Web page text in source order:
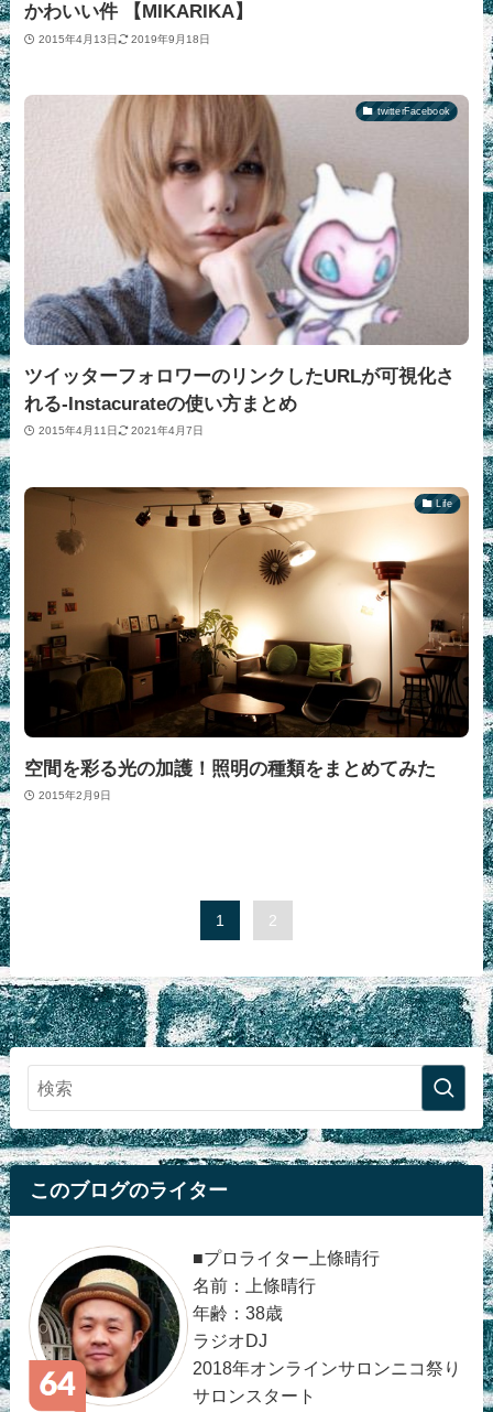
かわいい件 【MIKARIKA】
2015年4月13日 2019年9月18日
twitterFacebook
ツイッターフォロワーのリンクしたURLが可視化さ
れる-Instacurateの使い方まとめ
2015年4月11日 2021年4月7日
Life
空間を彩る光の加護！照明の種類をまとめてみた
2015年2月9日
1 2
このブログのライター
■プロライター上條晴行
名前：上條晴行
年齢：38歳
ラジオDJ
2018年オンラインサロンニコ祭り
サロンスタート